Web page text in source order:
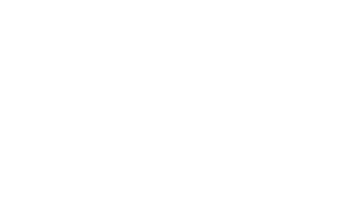
Higienizados a Venda